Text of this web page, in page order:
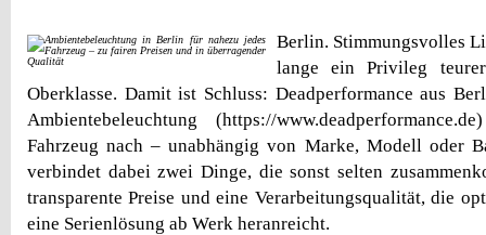
Berlin. Stimmungsvolles
lange ein Privileg
Oberklasse. Damit ist Schluss: Deadperformance aus
Ambientebeleuchtung (https://
Fahrzeug nach – unabhängig von Marke, Modell oder
verbindet dabei zwei Dinge, die sonst selten
transparente Preise und eine Verarbeitungsqualität, die
eine Serienlösung ab Werk heranreicht.